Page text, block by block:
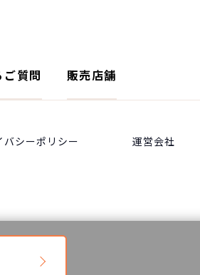
ご質問 販売店舗
バシーポリシー 運営会社